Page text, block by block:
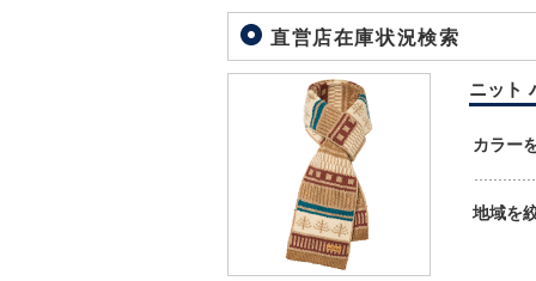
直営店在庫状況検索
ニット
カラー
地域を